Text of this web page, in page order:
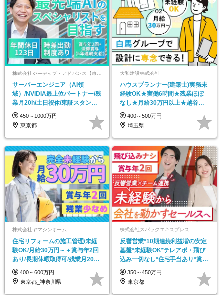
サーバーエンジニア（AI領
域）/NVIDIA最上位パートナー/残
業月20h/土日祝休/東証スタンダ
ード上場
450～1000万円
東京都
大和建設株式会社
ハウスプランナー(建築士)実務未
経験OK★実働6時間★残業ほぼ
なし★月給30万円以上★越谷勤
務★週休2日制
400～500万円
埼玉県
株式会社ヤマシンホーム
住宅リフォームの施工管理/未経
験OK/月給30万円～＋賞与年2回
あり/長期休暇取得可/残業月20h
程
400～600万円
東京都_神奈川県
株式会社スパックエキスプレス
反響営業*10期連続利益増の安定
基盤*未経験OK*テレアポ・飛び
込み一切なし*住宅手当あり*賞与
年2回
350～450万円
東京都